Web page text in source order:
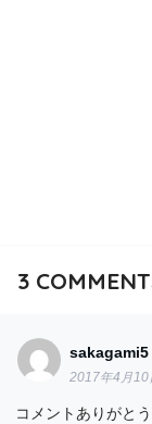
3
sakagami5
2017年4月10
コメントありがと